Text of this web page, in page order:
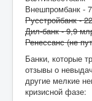
Внешпромбанк -
Русстройбанк -
Дил-банк - 9,9
Ренессанс (не
Банки, которые
отзывы о
другие мелкие
кризисной фазе: